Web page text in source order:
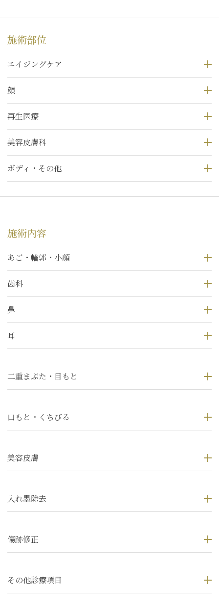
施術部位
エイジングケア
顔
再生医療
美容皮膚科
ボディ・その他
施術内容
あご・輪郭・小顔
歯科
鼻
耳
二重まぶた・目もと
口もと・くちびる
美容皮膚
入れ墨除去
傷跡修正
その他診療項目